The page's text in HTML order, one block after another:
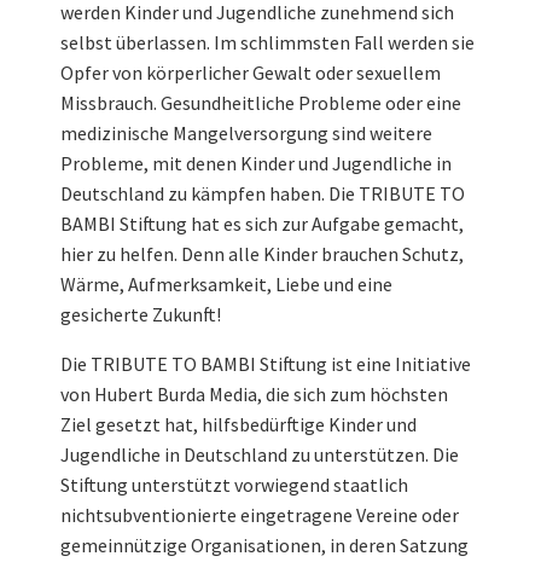
werden Kinder und Jugendliche zunehmend sich
selbst überlassen. Im schlimmsten Fall werden sie
Opfer von körperlicher Gewalt oder sexuellem
Missbrauch. Gesundheitliche Probleme oder eine
medizinische Mangelversorgung sind weitere
Probleme, mit denen Kinder und Jugendliche in
Deutschland zu kämpfen haben. Die TRIBUTE TO
BAMBI Stiftung hat es sich zur Aufgabe gemacht,
hier zu helfen. Denn alle Kinder brauchen Schutz,
Wärme, Aufmerksamkeit, Liebe und eine
gesicherte Zukunft!
Die TRIBUTE TO BAMBI Stiftung ist eine Initiative
von Hubert Burda Media, die sich zum höchsten
Ziel gesetzt hat, hilfsbedürftige Kinder und
Jugendliche in Deutschland zu unterstützen. Die
Stiftung unterstützt vorwiegend staatlich
nichtsubventionierte eingetragene Vereine oder
gemeinnützige Organisationen, in deren Satzung